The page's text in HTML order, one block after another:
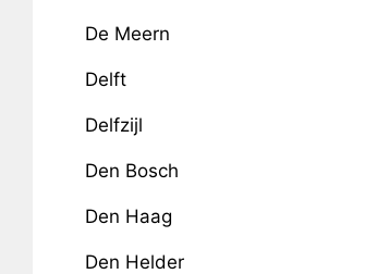
De Meern
Delft
Delfzijl
Den Bosch
Den Haag
Den Helder